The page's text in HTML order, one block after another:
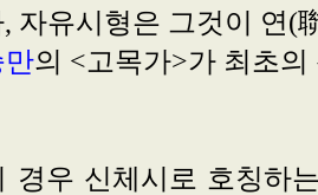
자유시형은 그것이 연(
만의 <고목가>가 최초
경우 신체시로 호칭하